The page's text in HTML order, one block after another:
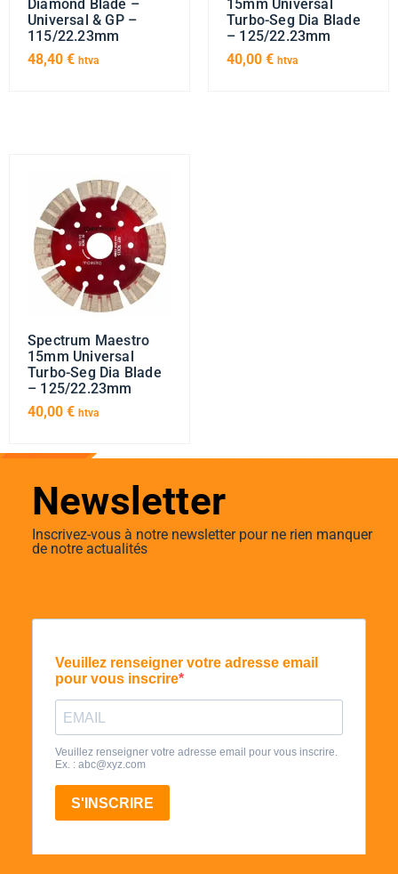
Diamond Blade –
Universal & GP –
115/22.23mm
48,40 € htva
15mm Universal
Turbo-Seg Dia Blade
– 125/22.23mm
40,00 € htva
Spectrum Maestro
15mm Universal
Turbo-Seg Dia Blade
– 125/22.23mm
40,00 € htva
Newsletter
Inscrivez-vous à notre newsletter pour ne rien manquer
de notre actualités